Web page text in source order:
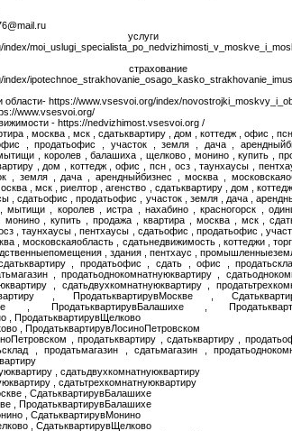
области- https://www.vsesvoi.org/index/
www.vsesvoi.org/
- https://nedvizhimost.vsesvoi.org /
, москва , мск , сдатьквартиру , дом , коттедж , офис ,
, продатьофис , участок , земля , дача ,
, королев , балашиха , щелково , монино , купить ,
, дом , коттедж , офис , псн , осз , таунхаусы ,
, земля , дача , арендныйбизнес , москва ,
, мск , риелтор , агенство , сдатьквартиру , дом ,
, сдатьофис , продатьофис , участок , земля , дача ,
, мытищи , королев , истра , нахабино , красногорск ,
, купить , продажа , квартира , москва , мск ,
, таунхаусы , пентхаусы , сдатьофис , продатьофис ,
, московскаяобласть , сдатьнедвижимость , коттеджи ,
, здания , пентхаус ,
, продатьофис , сдать , офис ,
, продатьоднокомнатнуюквартиру ,
, сдатьдвухкомнатнуюквартиру ,
, ПродатьквартирувМоскве ,
, ПродатьквартирувБалашихе ,
, ПродатьквартирувЩелково
, ПродатьквартирувЛосиноПетровском
, продатьквартиру , сдатьквартиру ,
, продатьмагазин , сдатьмагазин ,
, сдатьдвухкомнатнуюквартиру
, сдатьтрехкомнатнуюквартиру
, СдатьквартирувБалашихе
, ПродатьквартирувБалашихе
, СдатьквартирувМонино
, СдатьквартирувЩелково